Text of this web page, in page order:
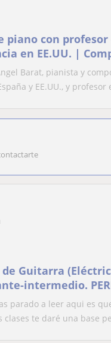
piano con
en EE.UU. |
niveles y pruebas
Barat, pianista y
y EE.UU., y profesor
de Guitarra
intermedio.
parado a leer aqui es
clases te daré una base